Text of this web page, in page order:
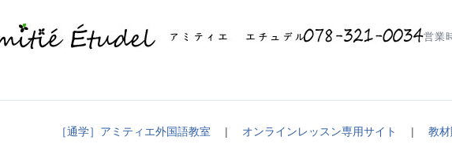
営業
［通学］アミティエ外国語教室 | オンラインレッスン専用サイト | 教材